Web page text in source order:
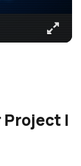
Project |